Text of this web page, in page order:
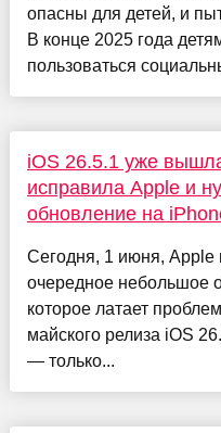
опасны для детей, и
В конце 2025 года
пользоваться
iOS 26.5.1 уже
исправила Apple и
обновление на
Сегодня, 1 июня,
очередное небольшое
которое латает
майского релиза iOS
— только...